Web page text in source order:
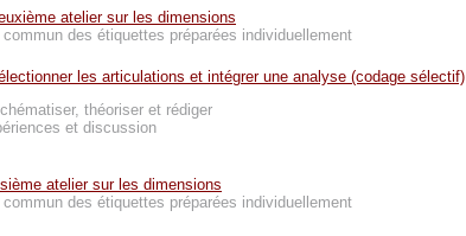
atelier sur les dimensions
des étiquettes préparées individuellement
les articulations et intégrer une analyse (codage sélectif)
théoriser et rédiger
et discussion
atelier sur les dimensions
des étiquettes préparées individuellement